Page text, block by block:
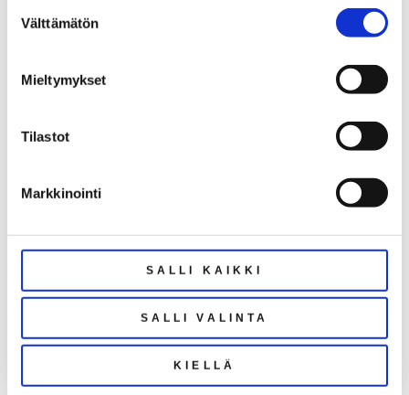
valinta
Välttämätön
Mieltymykset
Tilastot
Markkinointi
SALLI KAIKKI
SALLI VALINTA
KIELLÄ
2 217 €
2024
uusi
ALA:
HUONELUKU:
kolmio